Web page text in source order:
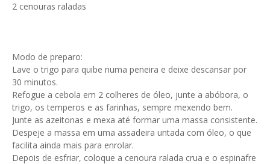
2 cenouras raladas
Modo de preparo:
Lave o trigo para quibe numa peneira e deixe descansar por
30 minutos.
Refogue a cebola em 2 colheres de óleo, junte a abóbora, o
trigo, os temperos e as farinhas, sempre mexendo bem.
Junte as azeitonas e mexa até formar uma massa consistente.
Despeje a massa em uma assadeira untada com óleo, o que
facilita ainda mais para enrolar.
Depois de esfriar, coloque a cenoura ralada crua e o espinafre